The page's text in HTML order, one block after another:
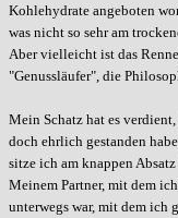
Kohlehydrate angeboten
was nicht so sehr am
Aber vielleicht ist das
"Genussläufer", die
Mein Schatz hat es
doch ehrlich gestanden
sitze ich am knappen
Meinem Partner, mit dem
unterwegs war, mit dem ich